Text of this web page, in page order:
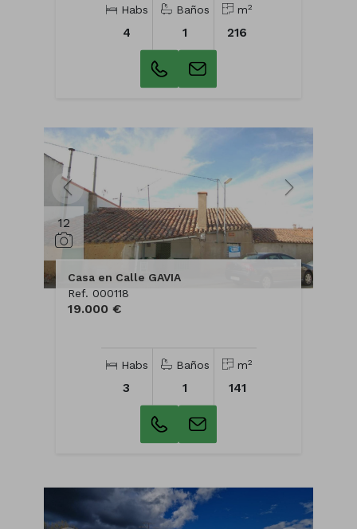
Habs
4
Baños
1
m2
216
12
Casa en Calle GAVIA
Ref. 000118
19.000 €
Habs
3
Baños
1
m2
141